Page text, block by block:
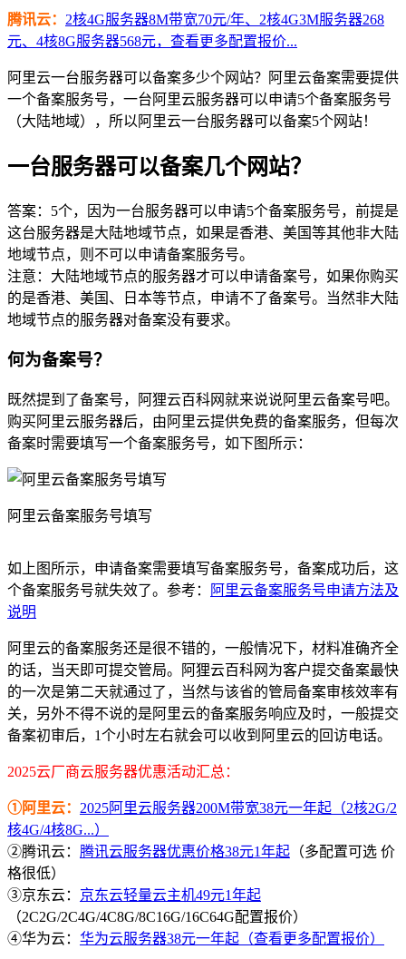
腾讯云： 2核4G服务器8M带宽70元/年、2核4G3M服务器268
元、4核8G服务器568元，查看更多配置报价...
阿里云一台服务器可以备案多少个网站？阿里云备案需要提供
一个备案服务号，一台阿里云服务器可以申请5个备案服务号
（大陆地域），所以阿里云一台服务器可以备案5个网站！
一台服务器可以备案几个网站？
答案：5个，因为一台服务器可以申请5个备案服务号，前提是
这台服务器是大陆地域节点，如果是香港、美国等其他非大陆
地域节点，则不可以申请备案服务号。
注意：大陆地域节点的服务器才可以申请备案号，如果你购买
的是香港、美国、日本等节点，申请不了备案号。当然非大陆
地域节点的服务器对备案没有要求。
何为备案号？
既然提到了备案号，阿狸云百科网就来说说阿里云备案号吧。
购买阿里云服务器后，由阿里云提供免费的备案服务，但每次
备案时需要填写一个备案服务号，如下图所示：
阿里云备案服务号填写
如上图所示，申请备案需要填写备案服务号，备案成功后，这
个备案服务号就失效了。参考：
阿里云备案服务号申请方法及
说明
阿里云的备案服务还是很不错的，一般情况下，材料准确齐全
的话，当天即可提交管局。阿狸云百科网为客户提交备案最快
的一次是第二天就通过了，当然与该省的管局备案审核效率有
关，另外不得不说的是阿里云的备案服务响应及时，一般提交
备案初审后，1个小时左右就会可以收到阿里云的回访电话。
2025云厂商云服务器优惠活动汇总：
①阿里云： 2025阿里云服务器200M带宽38元一年起（2核2G/2
核4G/4核8G...）
②腾讯云： 腾讯云服务器优惠价格38元1年起 （多配置可选 价
格很低）
③京东云： 京东云轻量云主机49元1年起
（2C2G/2C4G/4C8G/8C16G/16C64G配置报价）
④华为云： 华为云服务器38元一年起（查看更多配置报价）